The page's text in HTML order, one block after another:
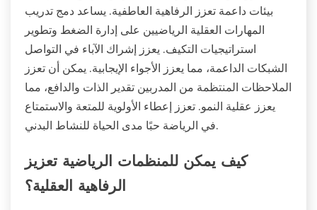
بيئات داعمة تعزز الرفاهية العاطفية. يساعد دمج تدريب
المهارات العقلية الرياضيين على إدارة الضغط وتطوير
استراتيجيات التكيف. يعزز إشراك الآباء في التواصل
الشبكات الداعمة، مما يعزز الأجواء الإيجابية. يمكن أن تعزز
الملاحظات المنتظمة من المدربين تقدير الذات والدافع، مما
يعزز عقلية النمو. تعزز إعطاء الأولوية للمتعة والاستمتاع
في الرياضة حبًا مدى الحياة للنشاط البدني.
كيف يمكن للمنظمات الرياضية تعزيز
الرفاهية العقلية؟